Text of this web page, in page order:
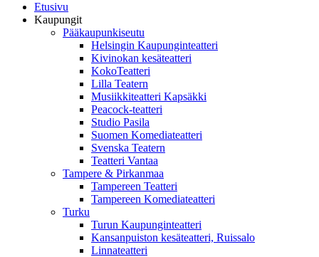
Etusivu
Kaupungit
Pääkaupunkiseutu
Helsingin Kaupunginteatteri
Kivinokan kesäteatteri
KokoTeatteri
Lilla Teatern
Musiikkiteatteri Kapsäkki
Peacock-teatteri
Studio Pasila
Suomen Komediateatteri
Svenska Teatern
Teatteri Vantaa
Tampere & Pirkanmaa
Tampereen Teatteri
Tampereen Komediateatteri
Turku
Turun Kaupunginteatteri
Kansanpuiston kesäteatteri, Ruissalo
Linnateatteri